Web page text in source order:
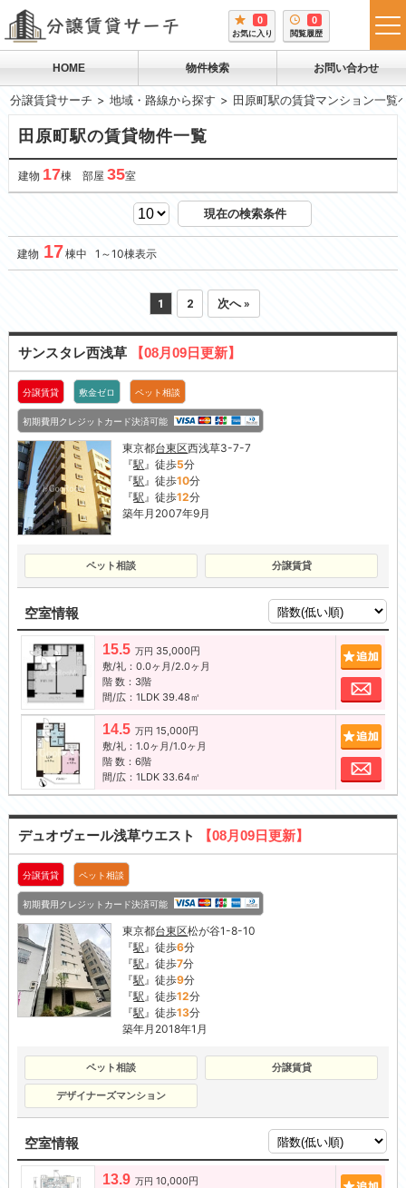
0
お気に入り
0
閲覧履歴
HOME 物件検索 お問い合わせ
分譲賃貸サーチ 地域・路線から探す 田原町駅の賃貸マンション一覧
田原町駅の賃貸物件一覧
建物 17棟 部屋 35室
現在の検索条件
建物 17棟中 1～10棟表示
1 2 次へ »
サンスタレ西浅草 【08月09日更新】
分譲賃貸 敷金ゼロ ペット相談
初期費用クレジットカード決済可能
東京都台東区西浅草3-7-7
『駅』徒歩5分
『駅』徒歩10分
『駅』徒歩12分
築年月2007年9月
ペット相談 分譲賃貸
空室情報
15.5 万円 35,000円
敷/礼：0.0ヶ月/2.0ヶ月
階 数：3階
間/広：1LDK 39.48㎡
お
14.5 万円 15,000円
敷/礼：1.0ヶ月/1.0ヶ月
階 数：6階
間/広：1LDK 33.64㎡
お
デュオヴェール浅草ウエスト 【08月09日更新】
分譲賃貸 ペット相談
初期費用クレジットカード決済可能
東京都台東区松が谷1-8-10
『駅 』徒歩6分
『駅 』徒歩7分
『駅 』徒歩9分
『駅 』徒歩12分
『駅 』徒歩13分
築年月2018年1月
ペット相談 分譲賃貸
デザイナーズマンション
空室情報
13.9 万円 10,000円